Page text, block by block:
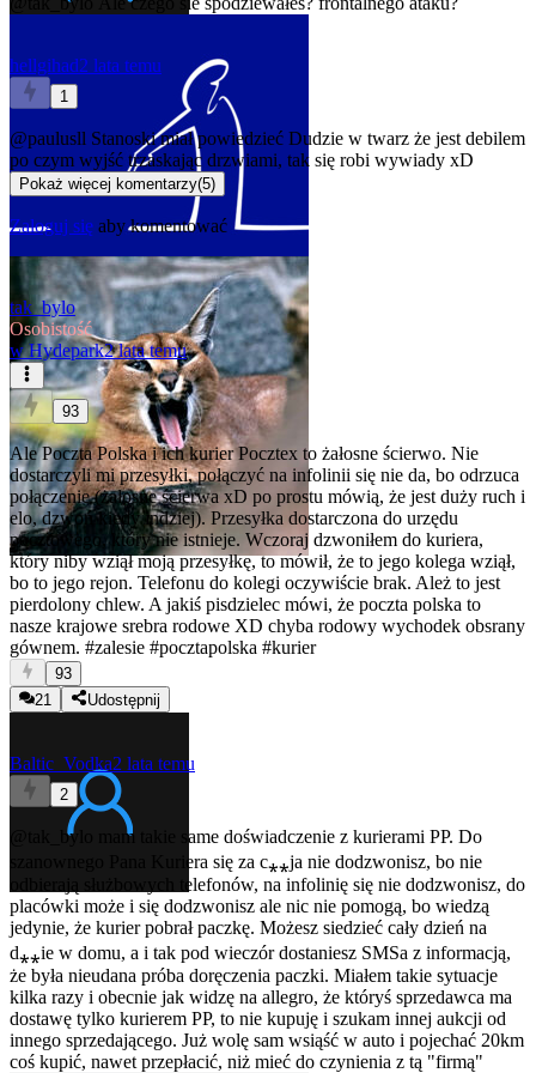
hellgihad2 lata temu
1
@paulusll Stanoski miał powiedzieć Dudzie w twarz że jest debilem
po czym wyjść trzaskając drzwiami, tak się robi wywiady xD
Pokaż więcej komentarzy(5)
Zaloguj się aby komentować
tak_bylo
Osobistość
w Hydepark2 lata temu
93
Ale Poczta Polska i ich kurier Pocztex to żałosne ścierwo. Nie
dostarczyli mi przesyłki, połączyć na infolinii się nie da, bo odrzuca
połączenie (żałosne ścierwa xD po prostu mówią, że jest duży ruch i
elo, dzwoń kiedy indziej). Przesyłka dostarczona do urzędu
pocztowego, który nie istnieje. Wczoraj dzwoniłem do kuriera,
który niby wziął moją przesyłkę, to mówił, że to jego kolega wziął,
bo to jego rejon. Telefonu do kolegi oczywiście brak. Ależ to jest
pierdolony chlew. A jakiś pisdzielec mówi, że poczta polska to
nasze krajowe srebra rodowe XD chyba rodowy wychodek obsrany
gównem. #zalesie #pocztapolska #kurier
93
21
Udostępnij
Baltic_Vodka2 lata temu
2
@tak_bylo
mam takie same doświadczenie z kurierami PP. Do
szanownego Pana Kuriera się za c⁎⁎ja nie dodzwonisz, bo nie
odbierają służbowych telefonów, na infolinię się nie dodzwonisz, do
placówki może i się dodzwonisz ale nic nie pomogą, bo wiedzą
jedynie, że kurier pobrał paczkę. Możesz siedzieć cały dzień na
d⁎⁎ie w domu, a i tak pod wieczór dostaniesz SMSa z informacją,
że była nieudana próba doręczenia paczki. Miałem takie sytuacje
kilka razy i obecnie jak widzę na allegro, że któryś sprzedawca ma
dostawę tylko kurierem PP, to nie kupuję i szukam innej aukcji od
innego sprzedającego. Już wolę sam wsiąść w auto i pojechać 20km
coś kupić, nawet przepłacić, niż mieć do czynienia z tą "firmą"